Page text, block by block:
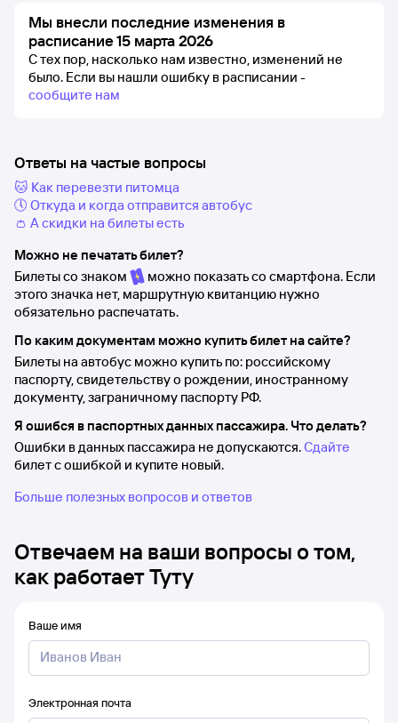
Мы внесли последние изменения в
расписание 15 марта 2026
С тех пор, насколько нам известно, изменений не
было. Если вы нашли ошибку в расписании -
сообщите нам
Ответы на частые вопросы
🐱 Как перевезти питомца
🕔 Откуда и когда отправится автобус
👛 А скидки на билеты есть
Можно не печатать билет?
Билеты со знаком
можно показать со смартфона. Если
этого значка нет, маршрутную квитанцию нужно
обязательно распечатать.
По каким документам можно купить билет на сайте?
Билеты на автобус можно купить по: российскому
паспорту, свидетельству о рождении, иностранному
документу, заграничному паспорту РФ.
Я ошибся в паспортных данных пассажира. Что делать?
Ошибки в данных пассажира не допускаются.Сдайте
билет с ошибкой и купите новый.
Больше полезных вопросов и ответов
Отвечаем на ваши вопросы о том,
как работает Туту
Ваше имя
Электронная почта